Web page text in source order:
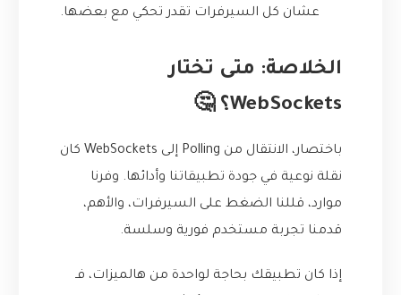
عشان كل السيرفرات تقدر تحكي مع بعضها.
الخلاصة: متى تختار
WebSockets؟ 🤔
باختصار، الانتقال من Polling إلى WebSockets كان
نقلة نوعية في جودة تطبيقاتنا وأدائها. وفرنا
موارد، قللنا الضغط على السيرفرات، والأهم،
قدمنا تجربة مستخدم فورية وسلسة.
إذا كان تطبيقك بحاجة لواحدة من هالميزات، فـ